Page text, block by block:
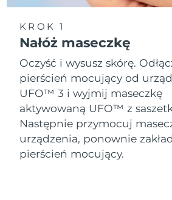
KROK 1
Nałóż maseczkę
Oczyść i wysusz skórę.
pierścień mocujący od
UFO™ 3 i wyjmij maseczkę
aktywowaną UFO™ z
Następnie przymocuj
urządzenia, ponownie
pierścień mocujący.